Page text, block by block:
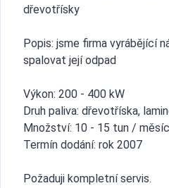
dřevotřísky
Popis: jsme firma vyrábějící
spalovat její odpad
Výkon: 200 - 400 kW
Druh paliva: dřevotříska,
Množství: 10 - 15 tun / měsíc
Termín dodání: rok 2007
Požaduji kompletní servis.